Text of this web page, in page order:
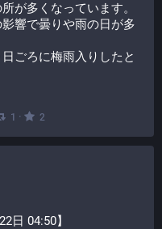
が多くなっています。
響で曇りや雨の日が多
ごろに梅雨入りしたと
1 · 2
日 04:50】